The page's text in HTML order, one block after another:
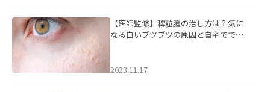
【医師監修】稗粒腫の治し方は？気に
なる白いブツブツの原因と自宅ででき
2023.11.17